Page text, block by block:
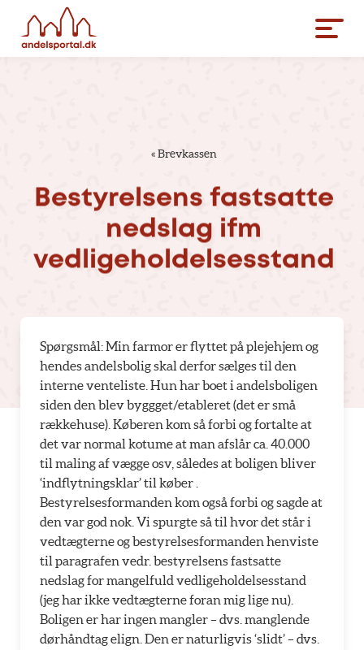
«Brevkassen
Bestyrelsens fastsatte
nedslag ifm
vedligeholdelsesstand
Spørgsmål: Min farmor er flyttet på plejehjem og
hendes andelsbolig skal derfor sælges til den
interne venteliste. Hun har boet i andelsboligen
siden den blev byggget/etableret (det er små
rækkehuse). Køberen kom så forbi og fortalte at
det var normal kotume at man afslår ca. 40.000
til maling af vægge osv, således at boligen bliver
‘indflytningsklar’ til køber .
Bestyrelsesformanden kom også forbi og sagde at
den var god nok. Vi spurgte så til hvor det står i
vedtægterne og bestyrelsesformanden henviste
til paragrafen vedr. bestyrelsens fastsatte
nedslag for mangelfuld vedligeholdelsesstand
(jeg har ikke vedtægterne foran mig lige nu).
Boligen er har ingen mangler – dvs. manglende
dørhåndtag elign. Den er naturligvis ‘slidt’ – dvs.